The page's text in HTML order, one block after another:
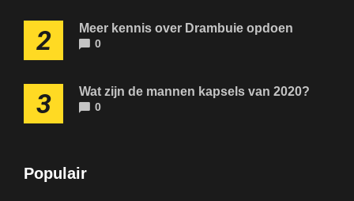
2 Meer kennis over Drambuie opdoen
0
3 Wat zijn de mannen kapsels van 2020?
0
Populair